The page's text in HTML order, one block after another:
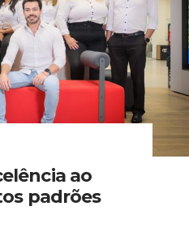
ao
padrões